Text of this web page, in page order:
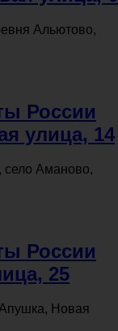
Альютово,
России
улица, 14
село Аманово,
России
25
Новая